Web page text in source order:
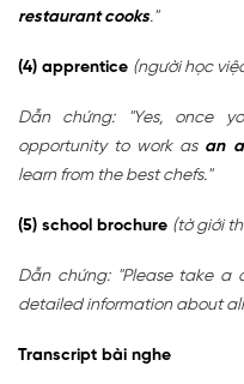
restaurant cooks."
(4) apprentice (người học
Dẫn chứng: "Yes, once
opportunity to work as an
learn from the best chefs."
(5) school brochure (tờ giới
Dẫn chứng: "Please take a
detailed information about all
Transcript bài nghe